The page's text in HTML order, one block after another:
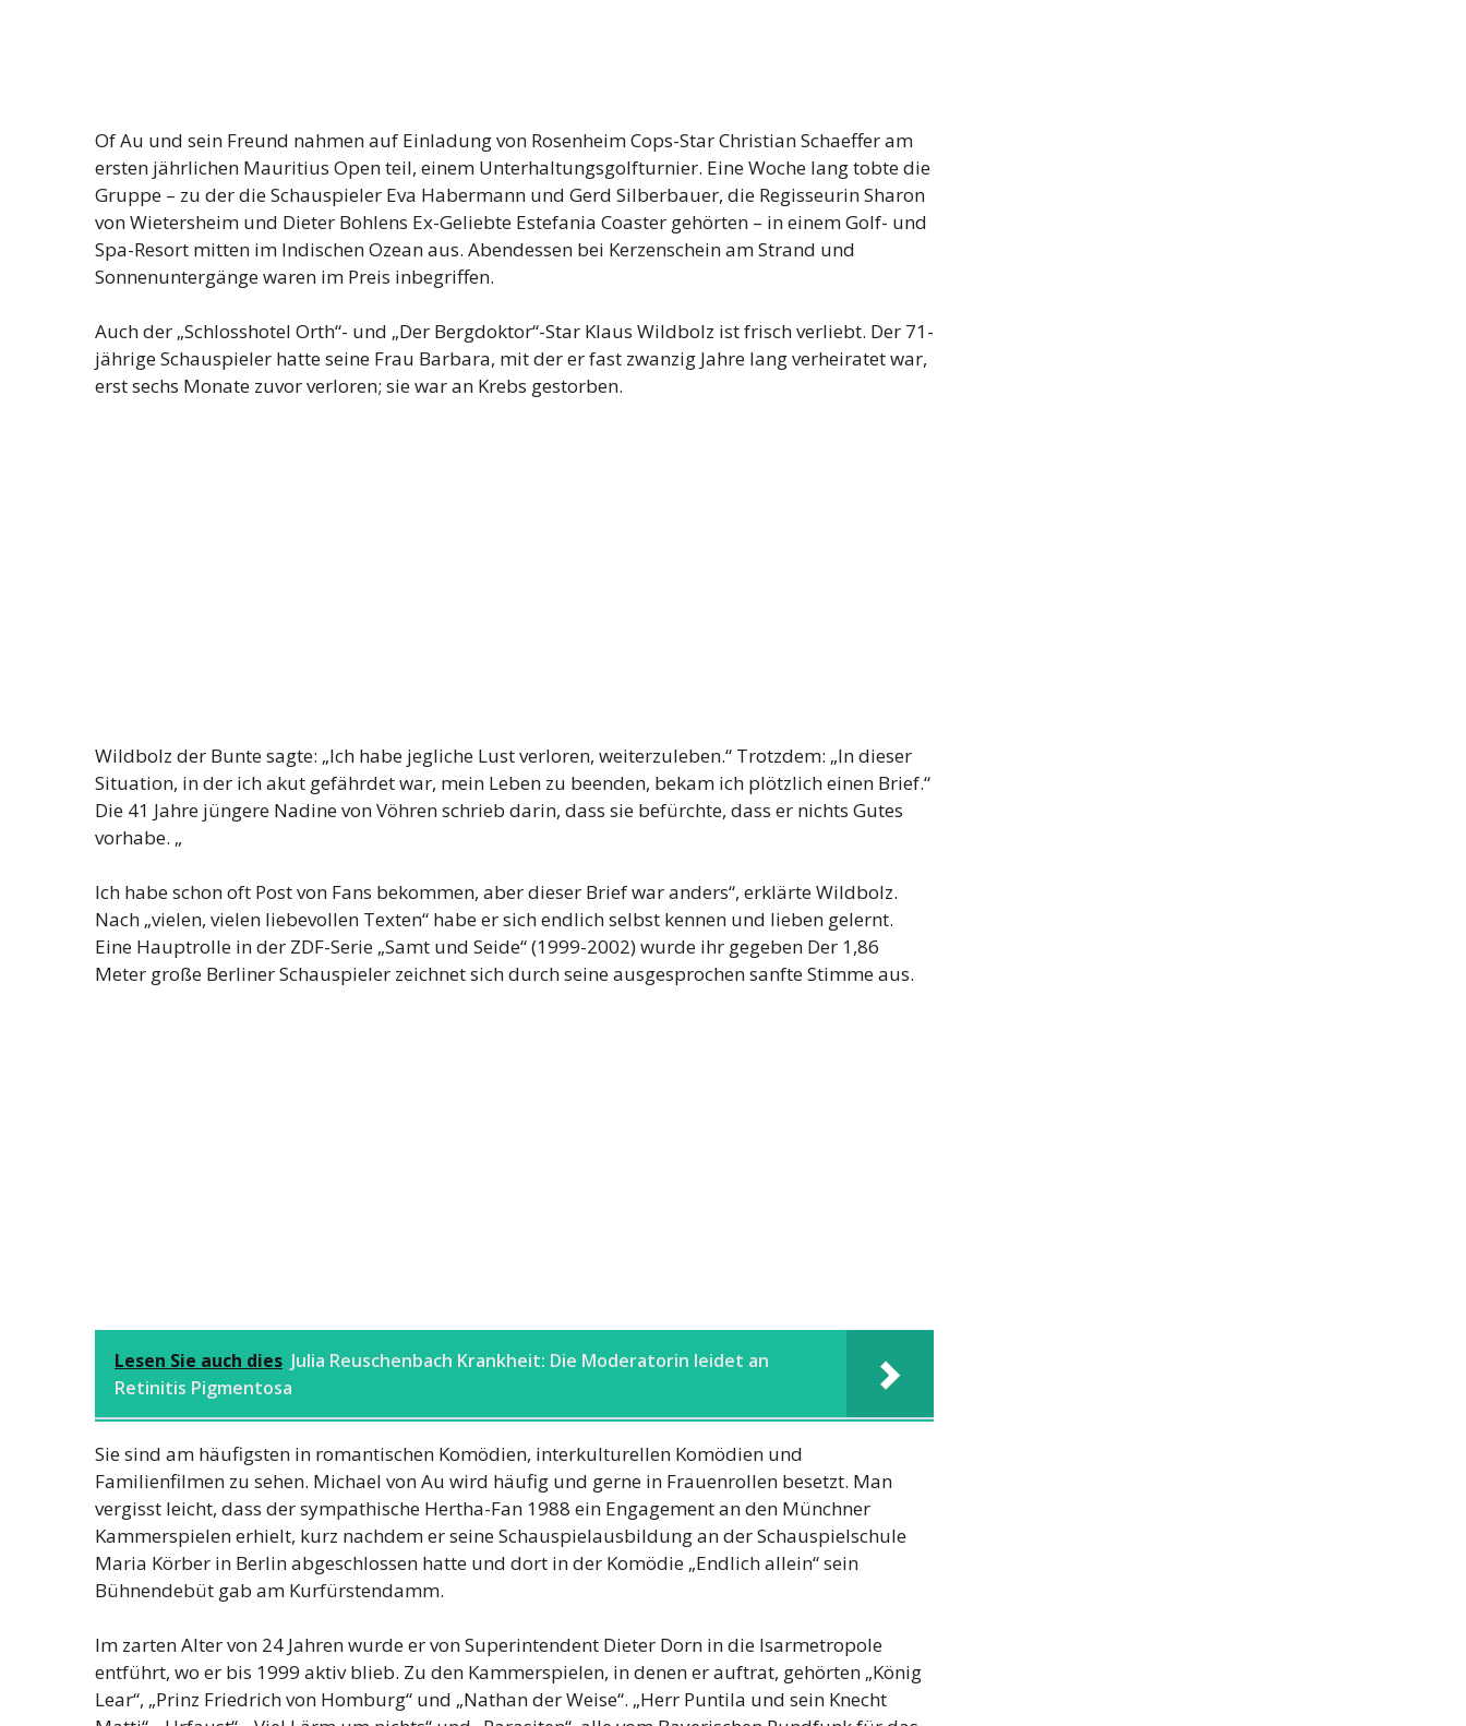
Of Au und sein Freund nahmen auf Einladung von Rosenheim Cops-Star Christian Schaeffer am
ersten jährlichen Mauritius Open teil, einem Unterhaltungsgolfturnier. Eine Woche lang tobte die
Gruppe – zu der die Schauspieler Eva Habermann und Gerd Silberbauer, die Regisseurin Sharon
von Wietersheim und Dieter Bohlens Ex-Geliebte Estefania Coaster gehörten – in einem Golf- und
Spa-Resort mitten im Indischen Ozean aus. Abendessen bei Kerzenschein am Strand und
Sonnenuntergänge waren im Preis inbegriffen.
Auch der „Schlosshotel Orth“- und „Der Bergdoktor“-Star Klaus Wildbolz ist frisch verliebt. Der 71-
jährige Schauspieler hatte seine Frau Barbara, mit der er fast zwanzig Jahre lang verheiratet war,
erst sechs Monate zuvor verloren; sie war an Krebs gestorben.
Wildbolz der Bunte sagte: „Ich habe jegliche Lust verloren, weiterzuleben.“ Trotzdem: „In dieser
Situation, in der ich akut gefährdet war, mein Leben zu beenden, bekam ich plötzlich einen Brief.“
Die 41 Jahre jüngere Nadine von Vöhren schrieb darin, dass sie befürchte, dass er nichts Gutes
vorhabe. „
Ich habe schon oft Post von Fans bekommen, aber dieser Brief war anders“, erklärte Wildbolz.
Nach „vielen, vielen liebevollen Texten“ habe er sich endlich selbst kennen und lieben gelernt.
Eine Hauptrolle in der ZDF-Serie „Samt und Seide“ (1999-2002) wurde ihr gegeben Der 1,86
Meter große Berliner Schauspieler zeichnet sich durch seine ausgesprochen sanfte Stimme aus.
Lesen Sie auch dies Julia Reuschenbach Krankheit: Die Moderatorin leidet an
Retinitis Pigmentosa
Sie sind am häufigsten in romantischen Komödien, interkulturellen Komödien und
Familienfilmen zu sehen. Michael von Au wird häufig und gerne in Frauenrollen besetzt. Man
vergisst leicht, dass der sympathische Hertha-Fan 1988 ein Engagement an den Münchner
Kammerspielen erhielt, kurz nachdem er seine Schauspielausbildung an der Schauspielschule
Maria Körber in Berlin abgeschlossen hatte und dort in der Komödie „Endlich allein“ sein
Bühnendebüt gab am Kurfürstendamm.
Im zarten Alter von 24 Jahren wurde er von Superintendent Dieter Dorn in die Isarmetropole
entführt, wo er bis 1999 aktiv blieb. Zu den Kammerspielen, in denen er auftrat, gehörten „König
Lear“, „Prinz Friedrich von Homburg“ und „Nathan der Weise“. „Herr Puntila und sein Knecht